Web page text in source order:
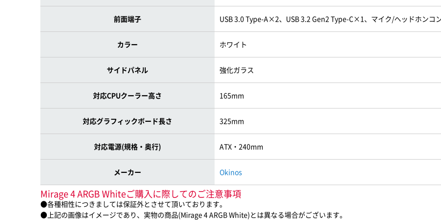
前面端子 USB 3.0 Type-A×2、USB 3.2 Gen2 Type-C×1、マイク/ヘッドホンコ
カラー ホワイト
サイドパネル 強化ガラス
対応CPUクーラー高さ 165mm
対応グラフィックボード長さ 325mm
対応電源(規格・奥行) ATX・240mm
メーカー Okinos
Mirage 4 ARGB Whiteご購入に際してのご注意事項
●各種相性につきましては保証外とさせて頂いております。
●上記の画像はイメージであり、実物の商品(Mirage 4 ARGB White)とは異なる場合がございます。